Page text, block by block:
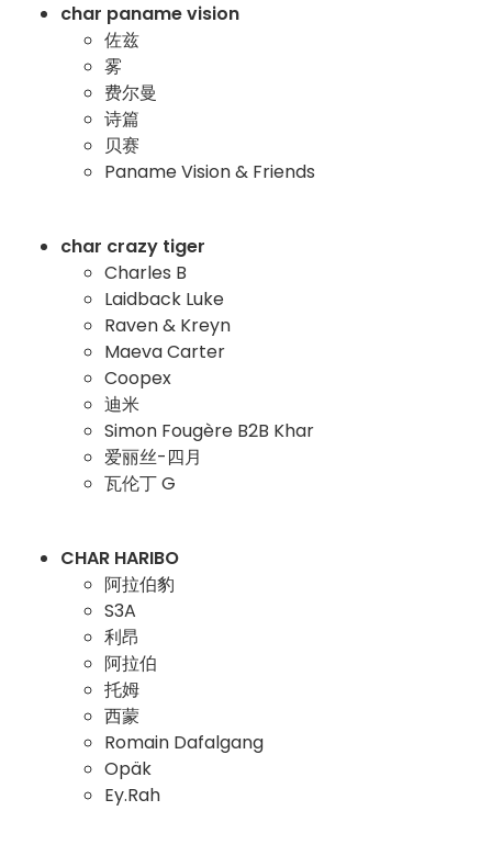
char paname vision
佐兹
雾
费尔曼
诗篇
贝赛
Paname Vision & Friends
char crazy tiger
Charles B
Laidback Luke
Raven & Kreyn
Maeva Carter
Coopex
迪米
Simon Fougère B2B Khar
爱丽丝-四月
瓦伦丁 G
CHAR HARIBO
阿拉伯豹
S3A
利昂
阿拉伯
托姆
西蒙
Romain Dafalgang
Opäk
Ey.Rah